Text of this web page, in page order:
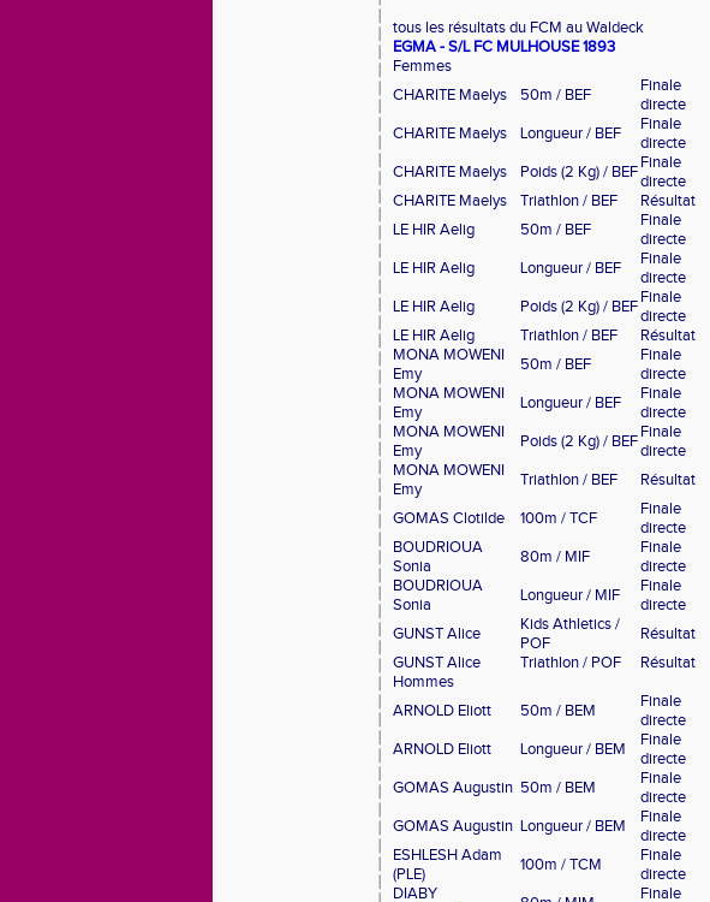
tous les résultats du FCM au Waldeck
EGMA - S/L FC MULHOUSE 1893
Femmes
CHARITE Maelys
50m / BEF
Finale
directe
CHARITE Maelys
Longueur / BEF
Finale
directe
CHARITE Maelys
Poids (2 Kg) / BEFFinale
directe
CHARITE Maelys
Triathlon / BEF Résultat
LE HIR Aelig
50m / BEF
Finale
directe
LE HIR Aelig
Longueur / BEF
Finale
directe
LE HIR Aelig
Poids (2 Kg) / BEFFinale
directe
LE HIR Aelig
Triathlon / BEF Résultat
MONA MOWENI
Emy
50m / BEF
Finale
directe
MONA MOWENI
Emy
Longueur / BEF
Finale
directe
MONA MOWENI
Emy
Poids (2 Kg) / BEFFinale
directe
MONA MOWENI
Emy
Triathlon / BEF Résultat
GOMAS Clotilde
100m / TCF
Finale
directe
BOUDRIOUA
Sonia
80m / MIF
Finale
directe
BOUDRIOUA
Sonia
Longueur / MIF
Finale
directe
GUNST Alice
Kids Athletics /
POF
Résultat
GUNST Alice
Triathlon / POF Résultat
Hommes
ARNOLD Eliott
50m / BEM
Finale
directe
ARNOLD Eliott
Longueur / BEM
Finale
directe
GOMAS Augustin 50m / BEM
Finale
directe
GOMAS Augustin Longueur / BEM
Finale
directe
ESHLESH Adam
(PLE)
100m / TCM
Finale
directe
DIABY
Finale